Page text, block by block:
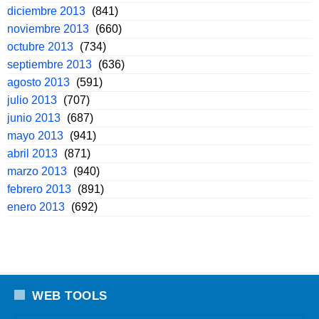
diciembre 2013 (841)
noviembre 2013 (660)
octubre 2013 (734)
septiembre 2013 (636)
agosto 2013 (591)
julio 2013 (707)
junio 2013 (687)
mayo 2013 (941)
abril 2013 (871)
marzo 2013 (940)
febrero 2013 (891)
enero 2013 (692)
WEB TOOLS